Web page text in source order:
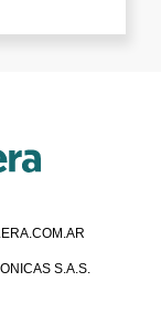
S.A.S.